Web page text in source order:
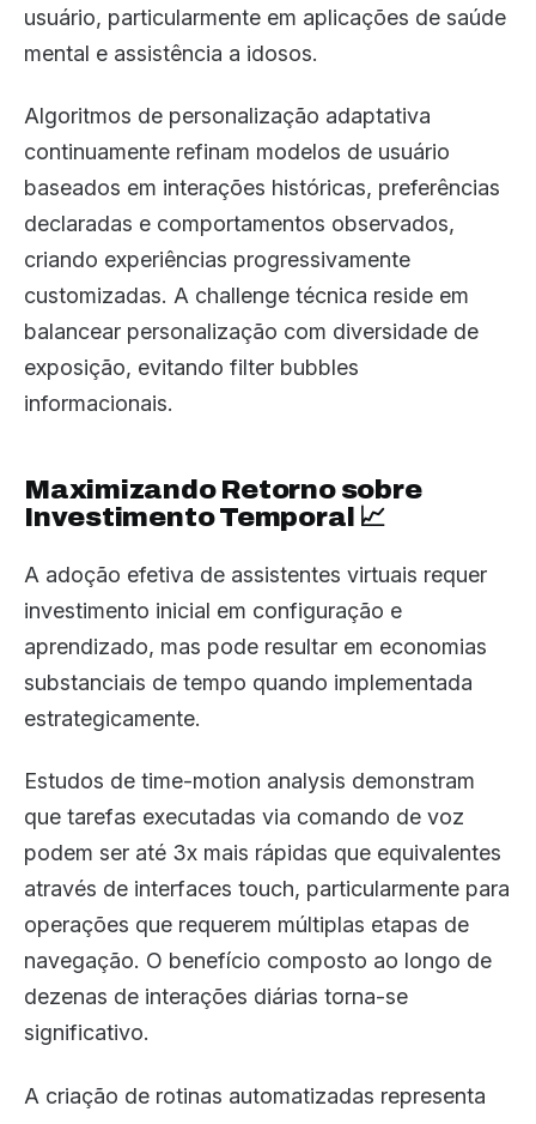
usuário, particularmente em aplicações de saúde
mental e assistência a idosos.
Algoritmos de personalização adaptativa
continuamente refinam modelos de usuário
baseados em interações históricas, preferências
declaradas e comportamentos observados,
criando experiências progressivamente
customizadas. A challenge técnica reside em
balancear personalização com diversidade de
exposição, evitando filter bubbles
informacionais.
Maximizando Retorno sobre
Investimento Temporal 📈
A adoção efetiva de assistentes virtuais requer
investimento inicial em configuração e
aprendizado, mas pode resultar em economias
substanciais de tempo quando implementada
estrategicamente.
Estudos de time-motion analysis demonstram
que tarefas executadas via comando de voz
podem ser até 3x mais rápidas que equivalentes
através de interfaces touch, particularmente para
operações que requerem múltiplas etapas de
navegação. O benefício composto ao longo de
dezenas de interações diárias torna-se
significativo.
A criação de rotinas automatizadas representa